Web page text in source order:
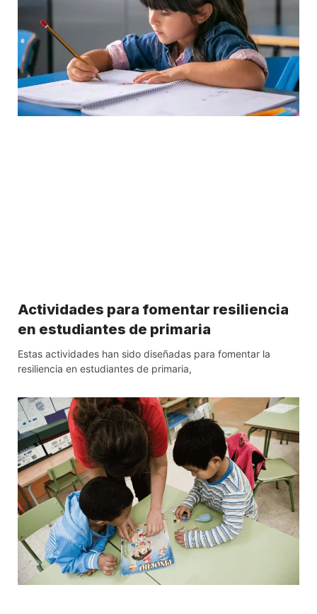
Actividades para fomentar resiliencia
en estudiantes de primaria
Estas actividades han sido diseñadas para fomentar la
resiliencia en estudiantes de primaria,